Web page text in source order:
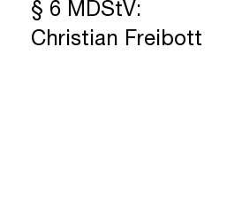
§ 6 MDStV:
Christian Freibott